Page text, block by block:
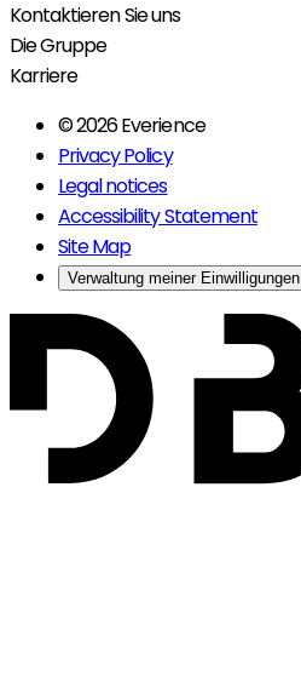
Kontaktieren Sie uns
Die Gruppe
Karriere
© 2026 Everience
Privacy Policy
Legal notices
Accessibility Statement
Site Map
Verwaltung meiner Einwilligungen